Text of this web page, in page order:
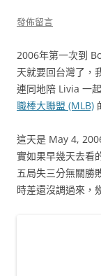
發佈留言
2006年第一次到
天就要回台灣了，
連同地陪 Livia 一
職棒大聯盟 (MLB)
這天是 May 4,
實如果早幾天去看
五局失三分無關勝
時差還沒調過來，